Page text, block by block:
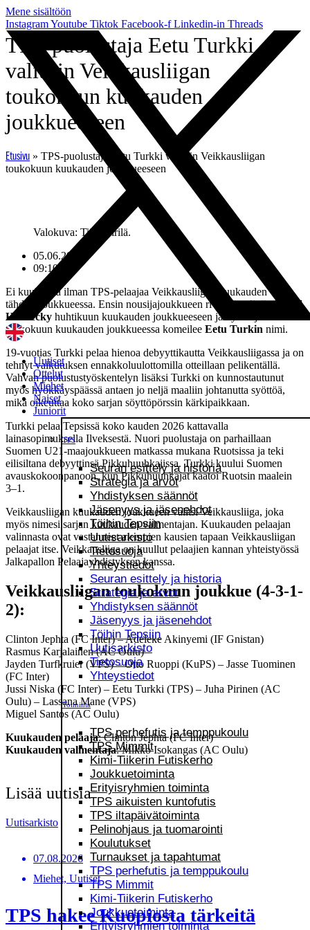
Mene sisältöön
InstagramYoutube Tiktok Facebook-f Linkedin-in Threads
Uutiset
Ottelut
Miehet
Naiset
Juniorit
TPS
Seuran esittely ja historia
Strategia ja arvot
Yhdistyksen säännöt
Jäsenyys ja jäsenehdot
Töihin Tepsiin
Uutisarkisto
Tietosuoja
Yhteystiedot
Seuran esittely ja historia
Strategia ja arvot
Yhdistyksen säännöt
Jäsenyys ja jäsenehdot
Töihin Tepsiin
Uutisarkisto
Tietosuoja
Yhteystiedot
Toiminta
TPS perhefutis ja temppukoulu
TPS Mimmit
Kimi-Tiikerin Futiskerho
Joukkuetoiminta
Erityisryhmien toiminta
TPS aikuisten kuntofutis
TPS iltapäivätoiminta
Pelinohjaus ja tuomarointi
Koulutukset
Turnaukset ja tapahtumat
TPS perhefutis ja temppukoulu
TPS Mimmit
Kimi-Tiikerin Futiskerho
Joukkuetoiminta
Erityisryhmien toiminta
TPS-puolustaja Eetu Turkki
valittiin Veikkausliigan
toukokuun kuukauden
joukkueeseen
Etusivu » TPS-puolustaja Eetu Turkki valittiin Veikkausliigan
toukokuun kuukauden joukkueeseen
Valokuva: Tiina Pirilä.
05.06.2026
09:10
Ei kuukautta ilman TPS-pelaajaa Veikkausliigan kuukauden
tähdistöjoukkueessa. Ensin nousijajoukkueen riveistä valittiinMatej
Hradecky huhtikuun kuukauden joukkueeseen ja nyt sarjan
toukokuun kuukauden joukkueessa komeilee Eetu Turkin nimi.
19-vuotias Turkki pelaa hienoa debyyttikautta Veikkausliigassa ja on
tehnyt vaikutuksen ennakkoluulottomilla otteillaan pelikentällä.
Vahvan puolustustyöskentelyn lisäksi Turkki on kunnostautunut
myös hyökkäyspäässä antaen jo neljä maaliin johtanutta syöttöä,
mikä oikeuttaa koko sarjan söyttöpörssin kärkipaikkaan.
Turkki pelaa Tepsissä koko kauden 2026 kattavalla
lainasopimuksella Ilveksestä. Nuori puolustaja on parhaillaan
Suomen U21-maajoukkueen matkassa mukana Ruotsissa ja teki
eilisiltana debyyttinsä Pikkuhuuhkajissa. Turkki kuului Suomen
avauskokoonpanoon, kun Pikkuhuuhkajat kaatoi Ruotsin maalein
3–1.
Veikkausliigan kuukauden joukkueen valitsi Veikkausliiga, joka
myös nimesi sarjan kuukauden valmentajan. Kuukauden pelaajan
valinnasta ovat vastanneet aiempien kausien tapaan Veikkausliigan
pelaajat itse. Veikkausliiga on kuullut pelaajien kannan yhteistyössä
Jalkapallon Pelaajayhdistyksen kanssa.
Veikkausliigan toukokuun joukkue (4-3-1-
2):
Clinton Jephta (FC Inter) – Adeleke Akinyemi (IF Gnistan)
Rasmus Karjalainen (AC Oulu)
Jayden Turfkruier (VPS) – Otto Ruoppi (KuPS) – Jasse Tuominen
(FC Inter)
Jussi Niska (FC Inter) – Eetu Turkki (TPS) – Juha Pirinen (AC
Oulu) – Lassana Mane (VPS)
Miguel Santos (AC Oulu)
Kuukauden pelaaja: Clinton Jephta (FC Inter)
Kuukauden valmentaja: Mikko Isokangas (AC Oulu)
Lisää uutisia
Uutisarkisto
07.08.2026
Miehet, Uutiset
TPS hakee Kuopiosta tärkeitä